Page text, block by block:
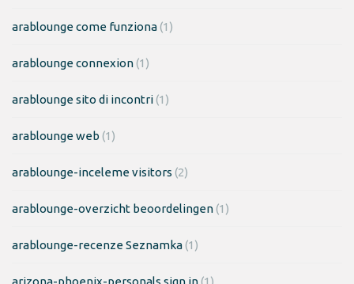
arablounge come funziona(1)
arablounge connexion(1)
arablounge sito di incontri(1)
arablounge web (1)
arablounge-inceleme visitors (2)
arablounge-overzicht beoordelingen(1)
arablounge-recenze Seznamka(1)
arizona-phoenix-personals sign in(1)